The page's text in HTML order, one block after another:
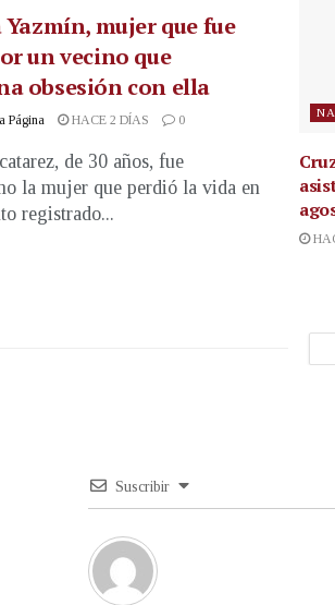
mujer que fue
un vecino que
obsesión con ella
Página HACE 2 DÍAS 0
de 30 años, fue
la mujer que perdió la vida en
registrado...
Suscribir